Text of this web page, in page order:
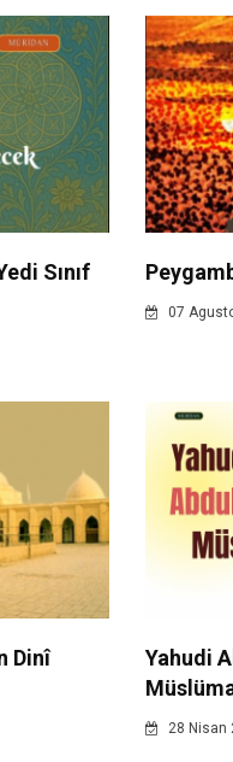
Sınıf
07
Dinî
Yahudi
28 Nisan